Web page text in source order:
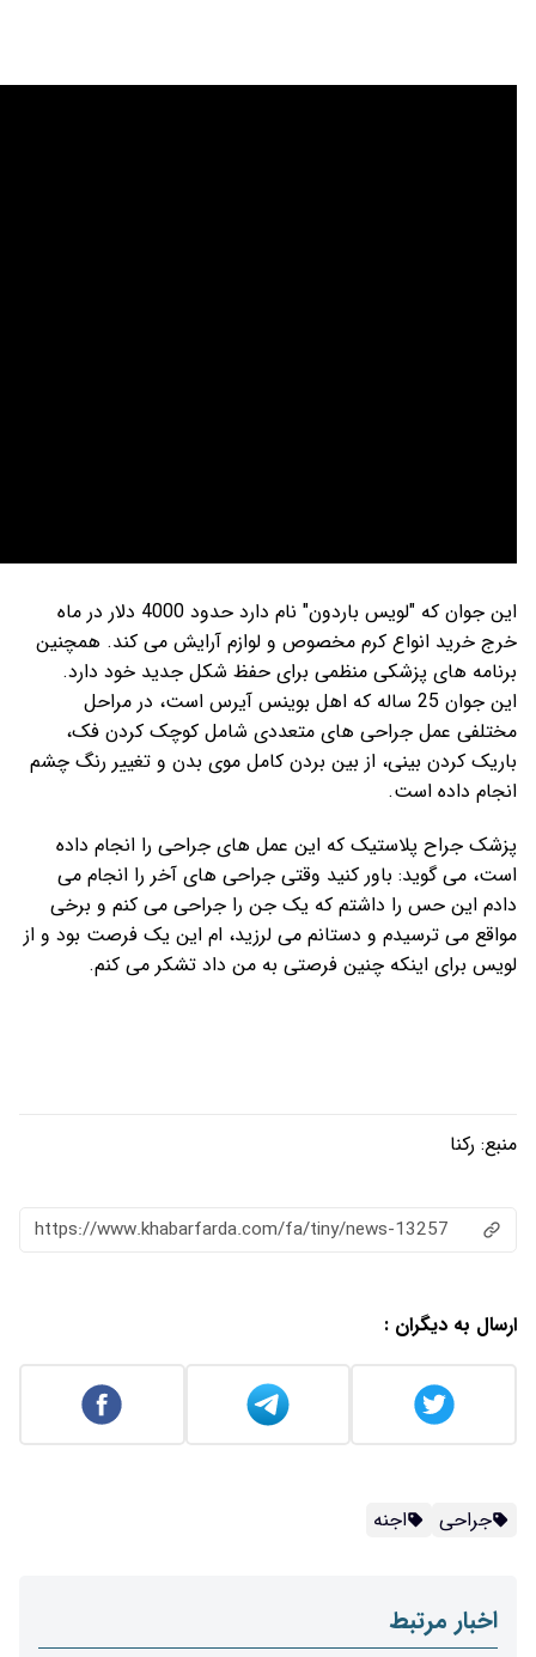
این جوان که "لویس باردون" نام دارد حدود 4000 دلار در ماه
و لوازم آرایش می کند. همچنین
برای حفظ شکل جدید خود دارد.
که اهل بوینس آیرس است، در مراحل
متعددی شامل کوچک کردن فک،
بردن کامل موی بدن و تغییر رنگ چشم
عمل های جراحی را انجام داده
وقتی جراحی های آخر را انجام می
یک جن را جراحی می کنم و برخی
می لرزید، ام این یک فرصت بود و از
به من داد تشکر می کنم.
https://www.khabarfarda.com/fa/